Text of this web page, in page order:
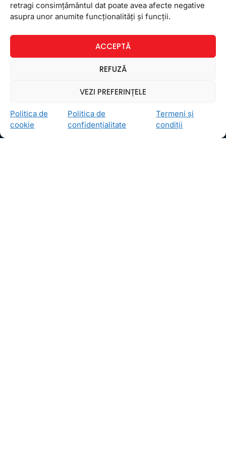
retragi consimțământul dat poate avea afecte negative
asupra unor anumite funcționalități și funcții.
ACCEPTĂ
REFUZĂ
VEZI PREFERINȚELE
Politica de
cookie
Politica de
confidențialitate
Termeni și
condiții
17 ianuarie 2013 Niciun comentariu